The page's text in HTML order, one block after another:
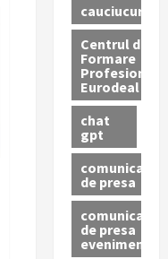
cauciucuri
Centrul de
Formare
Profesionala
Eurodeal
chat
gpt
comunicat
de presa
comunicat
de presa
eveniment